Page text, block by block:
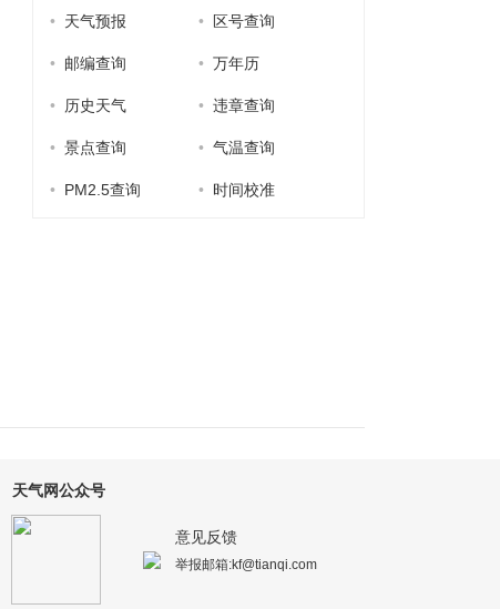
• 天气预报 • 区号查询
• 邮编查询 • 万年历
• 历史天气 • 违章查询
• 景点查询 • 气温查询
• PM2.5查询 • 时间校准
天气网公众号
意见反馈
举报邮箱:kf@tianqi.com